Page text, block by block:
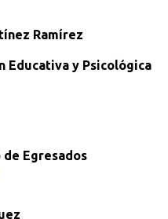
Ramírez
Educativa y Psicológica
Egresados